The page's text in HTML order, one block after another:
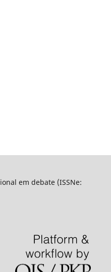
em debate (ISSNe: